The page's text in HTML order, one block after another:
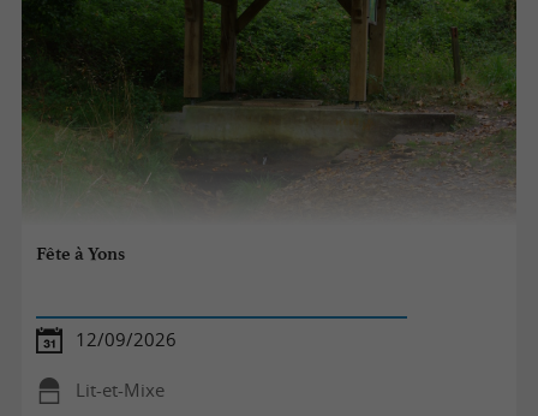
Fête à Yons
12/09/2026
Lit-et-Mixe